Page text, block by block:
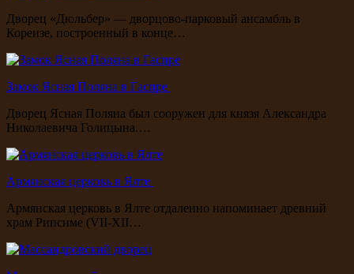
Дворец «Дюльбер» — дворцово-парковый ансамбль в
Кореизе, построенный в конце…
Замок Ясная Поляна в Гаспре
Дворец Ясная Поляна был сооружен для князя Александра
Николаевича Голицына.…
Армянская церковь в Ялте
Армянская церковь в Ялте отдаленно напоминает древний
храм Рипсиме (VII-XII…